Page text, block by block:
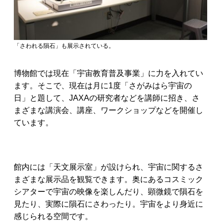
「さわれる隕石」も展示されている。
博物館では現在「宇宙教育普及事業」に力を入れてい
ます。そこで、現在は月に1度「さがみはら宇宙の
日」と題して、JAXAの研究者などを講師に招き、さ
まざまな講演会、講座、ワークショップなどを開催し
ています。
館内には「天文展示室」が設けられ、宇宙に関するさ
まざまな展示品を観覧できます。奥にあるコスミック
シアターで宇宙の映像を楽しんだり、顕微鏡で隕石を
見たり、実際に隕石にさわったり。宇宙をより身近に
感じられる空間です。